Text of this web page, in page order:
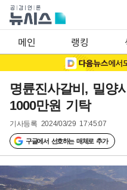
메인 랭킹
명륜진사갈비, 밀양
1000만원 기탁
기사등록 2024/03/29 17:45:07
구글에서 선호하는 매체로 추가